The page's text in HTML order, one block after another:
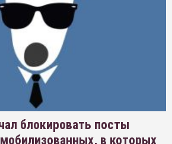
блокировать посты
в которых